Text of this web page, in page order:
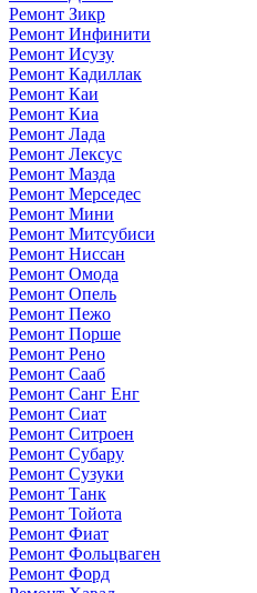
Ремонт Зикр
Ремонт Инфинити
Ремонт Исузу
Ремонт Кадиллак
Ремонт Каи
Ремонт Киа
Ремонт Лада
Ремонт Лексус
Ремонт Мазда
Ремонт Мерседес
Ремонт Мини
Ремонт Митсубиси
Ремонт Ниссан
Ремонт Омода
Ремонт Опель
Ремонт Пежо
Ремонт Порше
Ремонт Рено
Ремонт Сааб
Ремонт Санг Енг
Ремонт Сиат
Ремонт Ситроен
Ремонт Субару
Ремонт Сузуки
Ремонт Танк
Ремонт Тойота
Ремонт Фиат
Ремонт Фольцваген
Ремонт Форд